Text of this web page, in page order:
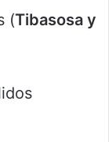
(Tibasosa y